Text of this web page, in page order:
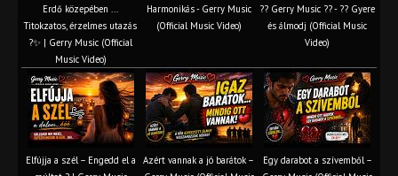
Erdő közepében ...
Titokzatos, érzelmes utazás
?✨ | Gerry Music (Official
Music Video)
Harmonikás - Gerry Music
(Official Music Video)
?? Gerry Music ?? - ?? Gyere
és álmodj (Official Music
Video)
Elfújja a szél – Engedd el a
Azért vannak a jó barátok –
Egy darabot a szívemből –